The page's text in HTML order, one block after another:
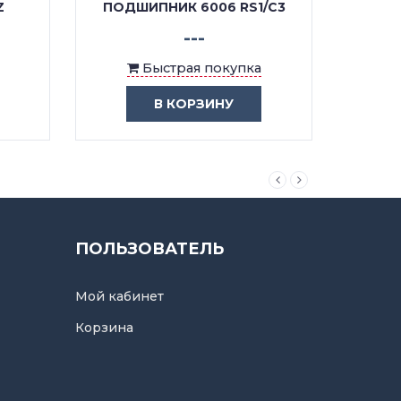
ПОДШИПНИК 6006 RS1/C3
---
Быстрая покупка
В КОРЗИНУ
ПОЛЬЗОВАТЕЛЬ
Мой кабинет
Корзина